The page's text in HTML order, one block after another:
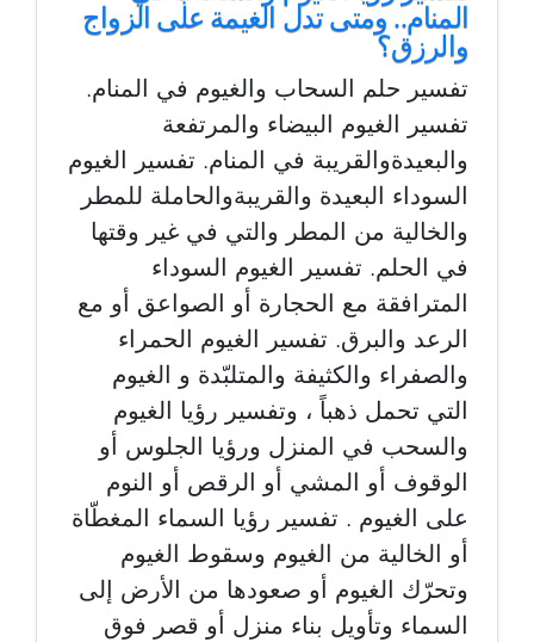
المنام.. ومتى تدل الغيمة على الزواج
والرزق؟
تفسير حلم السحاب والغيوم في المنام.
تفسير الغيوم البيضاء والمرتفعة
والبعيدةوالقريبة في المنام. تفسير الغيوم
السوداء البعيدة والقريبةوالحاملة للمطر
والخالية من المطر والتي في غير وقتها
في الحلم. تفسير الغيوم السوداء
المترافقة مع الحجارة أو الصواعق أو مع
الرعد والبرق. تفسير الغيوم الحمراء
والصفراء والكثيفة والمتلبّدة و الغيوم
التي تحمل ذهباً ، وتفسير رؤيا الغيوم
والسحب في المنزل ورؤيا الجلوس أو
الوقوف أو المشي أو الرقص أو النوم
على الغيوم . تفسير رؤيا السماء المغطّاة
أو الخالية من الغيوم وسقوط الغيوم
وتحرّك الغيوم أو صعودها من الأرض إلى
السماء وتأويل بناء منزل أو قصر فوق